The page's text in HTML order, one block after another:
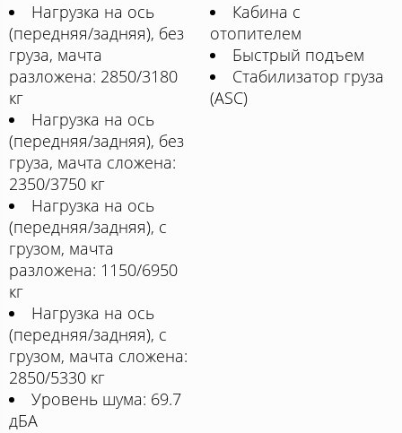
Нагрузка на ось
(передняя/задняя), без
груза, мачта
разложена: 2850/3180
кг
Нагрузка на ось
(передняя/задняя), без
груза, мачта сложена:
2350/3750 кг
Нагрузка на ось
(передняя/задняя), с
грузом, мачта
разложена: 1150/6950
кг
Нагрузка на ось
(передняя/задняя), с
грузом, мачта сложена:
2850/5330 кг
Уровень шума: 69.7
дБА
Кабина с
отопителем
Быстрый подъем
Стабилизатор груза
(ASC)